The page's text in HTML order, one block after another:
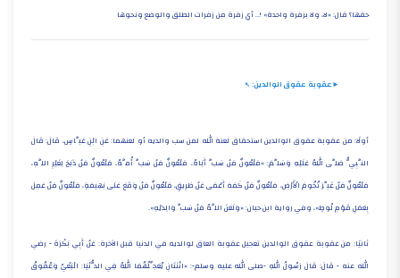
حقها؟ قال: «لا، ولا بزفرة واحدة» !.. أي زفرة من زفرات الطلق والوضع ونحوها
►عقوبة عقوق الوالدين:
أولًا: من عقوبة عقوق الوالدين استحقاق لعنة الله لمن سب والديه أو لعنهما: عَنِ ابْنِ عَبَّاسٍ، قَالَ: قَالَ
النَّبِيُّ صَلَّى اللهُ عَلَيْهِ وَسَلَّمَ: «مَلْعُونٌ مَنْ سَبَّ أَبَاهُ، مَلْعُونٌ مَنْ سَبَّ أُمَّهُ، مَلْعُونٌ مَنْ ذَبَحَ لِغَيْرِ اللَّهِ،
مَلْعُونٌ مَنْ غَيَّرَ تُخُومَ الْأَرْضِ، مَلْعُونٌ مَنْ كَمَهَ أَعْمَى عَنْ طَرِيقٍ، مَلْعُونٌ مَنْ وَقَعَ عَلَى بَهِيمَةٍ، مَلْعُونٌ مَنْ عَمِلَ
بِعَمَلِ قَوْمِ لُوطٍ»، وفي رواية ابن حبان: «وَلَعَنَ اللَّهُ مَنْ سَبَّ وَالِدَيْهِ».
ثانيًا: من عقوبة عقوق الوالدين تعجيل عقوبة العاق لوالديه في الدنيا قبل الآخرة: عَنْ أَبِي بَكْرَةَ - رضي
الله عنه - قَالَ: قَالَ رَسُولُ اللهِ -صلى الله عليه وسلم-: «اثْنَتَانِ يُعَجِّلُهُمَا اللهُ فِي الدُّنْيَا: الْبَغْيُ وَعُقُوقُ